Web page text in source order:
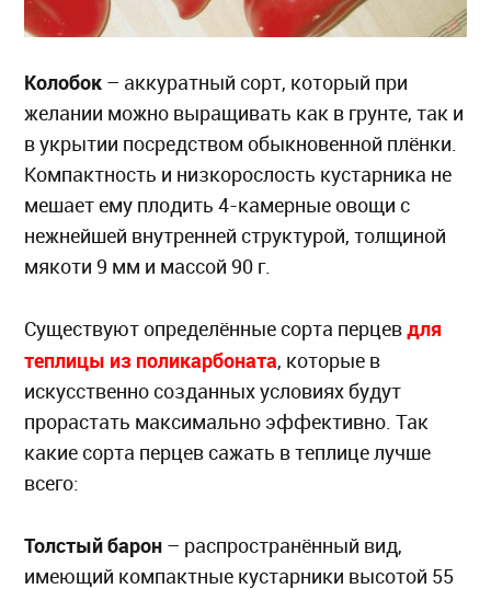
Колобок – аккуратный сорт, который при
желании можно выращивать как в грунте, так и
в укрытии посредством обыкновенной плёнки.
Компактность и низкорослость кустарника не
мешает ему плодить 4-камерные овощи с
нежнейшей внутренней структурой, толщиной
мякоти 9 мм и массой 90 г.
Существуют определённые сорта перцевдля
теплицы из поликарбоната, которые в
искусственно созданных условиях будут
прорастать максимально эффективно. Так
какие сорта перцев сажать в теплице лучше
всего:
Толстый барон – распространённый вид,
имеющий компактные кустарники высотой 55